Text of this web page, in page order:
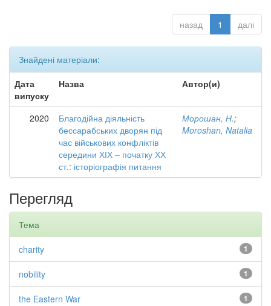
назад 1 далі
Знайдені матеріали:
Дата
випуску
Назва Автор(и)
2020
Благодійна діяльність
бессарабських дворян під
час військових конфліктів
середини ХІХ – початку ХХ
ст.: історіографія питання
Морошан, Н.;
Moroshan, Natalia
Перегляд
Тема
1
charity
1
nobility
1
the Eastern War